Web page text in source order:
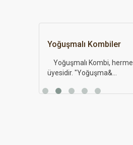
Hermetik Kombiler
Kombiler atık gazın
uzaklaştırılması